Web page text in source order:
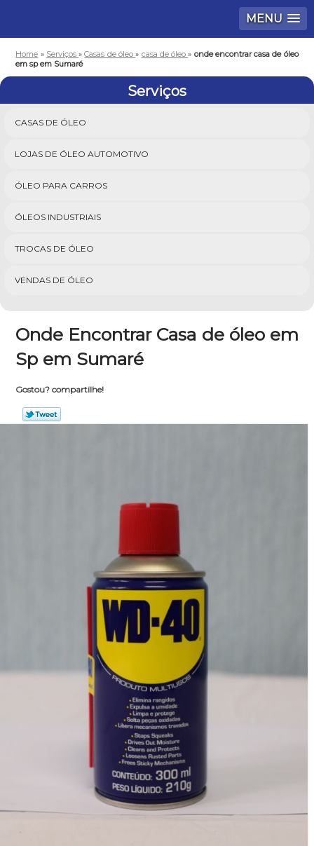
MENU
Home » Serviços»Casas de óleo» casa de óleo» onde encontrar casa de óleo
em sp em Sumaré
Serviços
CASAS DE ÓLEO
LOJAS DE ÓLEO AUTOMOTIVO
ÓLEO PARA CARROS
ÓLEOS INDUSTRIAIS
TROCAS DE ÓLEO
VENDAS DE ÓLEO
Onde Encontrar Casa de óleo em
Sp em Sumaré
Gostou? compartilhe!